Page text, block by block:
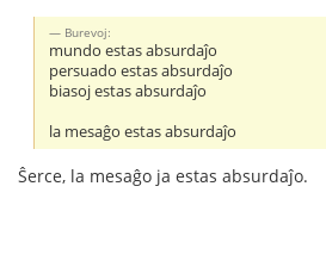
Burevoj:
mundo estas absurdaĵo
persuado estas absurdaĵo
biasoj estas absurdaĵo
la mesaĝo estas absurdaĵo
Ŝerce, la mesaĝo ja estas absurdaĵo.